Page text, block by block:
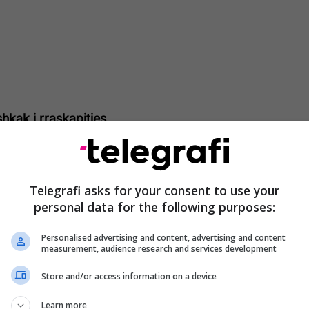
i rraskapitjes
e rraskapitjes janë ndër efektet anësore më të
që jepen me recetë, por edhe të preparateve që
recetë.
i psikologjisë dhe shëndetit mendor,
të kuptohet se lodhja kronike nuk është
stresit, ankthit, depresionit ose djegies
shkaku i dobësisë së përgjithshme
jetë pikërisht terapia që një person përdor
Telegrafi asks for your consent to use your
personal data for the following purposes:
Personalised advertising and content, advertising and content
measurement, audience research and services development
Store and/or access information on a device
Learn more